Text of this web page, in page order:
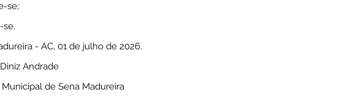
se;
se.
- AC, 01 de julho de 2026.
Andrade
de Sena Madureira